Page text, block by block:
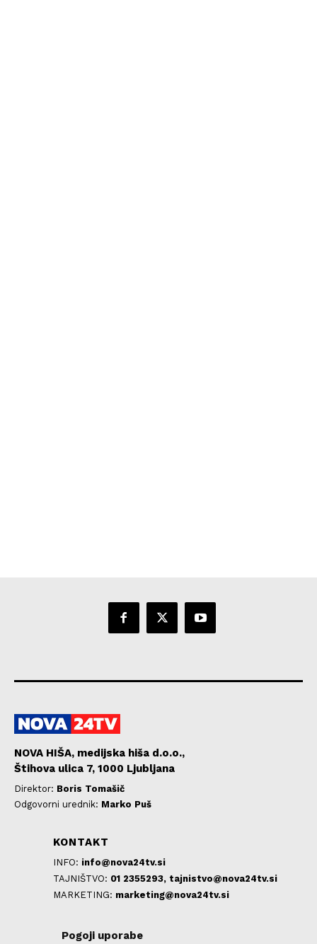
NOVA HIŠA, medijska hiša d.o.o.,
Štihova ulica 7, 1000 Ljubljana
Direktor: Boris Tomašič
Odgovorni urednik: Marko Puš
KONTAKT
INFO: info@nova24tv.si
TAJNIŠTVO: 01 2355293, tajnistvo@nova24tv.si
MARKETING: marketing@nova24tv.si
Pogoji uporabe